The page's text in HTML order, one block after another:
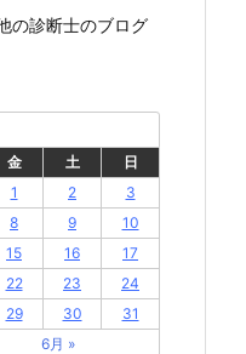
の診断士のブログ
金 土
日
1
2
3
8 9
10
15 16
17
22 23
24
29 30
31
6月 »